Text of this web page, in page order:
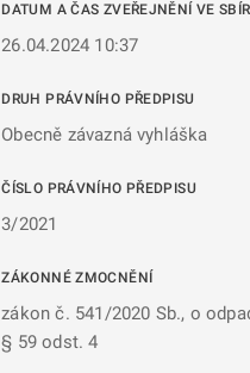
DATUM A ČAS ZVEŘEJNĚNÍ VE
26.04.2024 10:37
DRUH PRÁVNÍHO PŘEDPISU
Obecně závazná vyhláška
ČÍSLO PRÁVNÍHO PŘEDPISU
3/2021
ZÁKONNÉ ZMOCNĚNÍ
zákon č. 541/2020 Sb., o
§ 59 odst. 4